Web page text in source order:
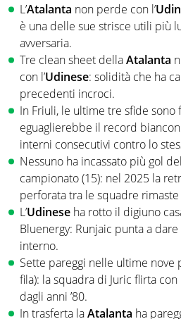
L’Atalanta non perde con l’
è una delle sue strisce utili più
avversaria.
Tre clean sheet dellaAtalanta
con l’Udinese: solidità che ha
precedenti incroci.
In Friuli, le ultime tre sfide
eguaglierebbe il record
interni consecutivi contro lo
Nessuno ha incassato più gol
campionato (15): nel 2025 la
perforata tra le squadre rimaste
L’Udinese ha rotto il digiuno
Bluenergy: Runjaic punta a
interno.
Sette pareggi nelle ultime nove
fila): la squadra di Juric flirta
dagli anni ’80.
In trasferta laAtalanta ha